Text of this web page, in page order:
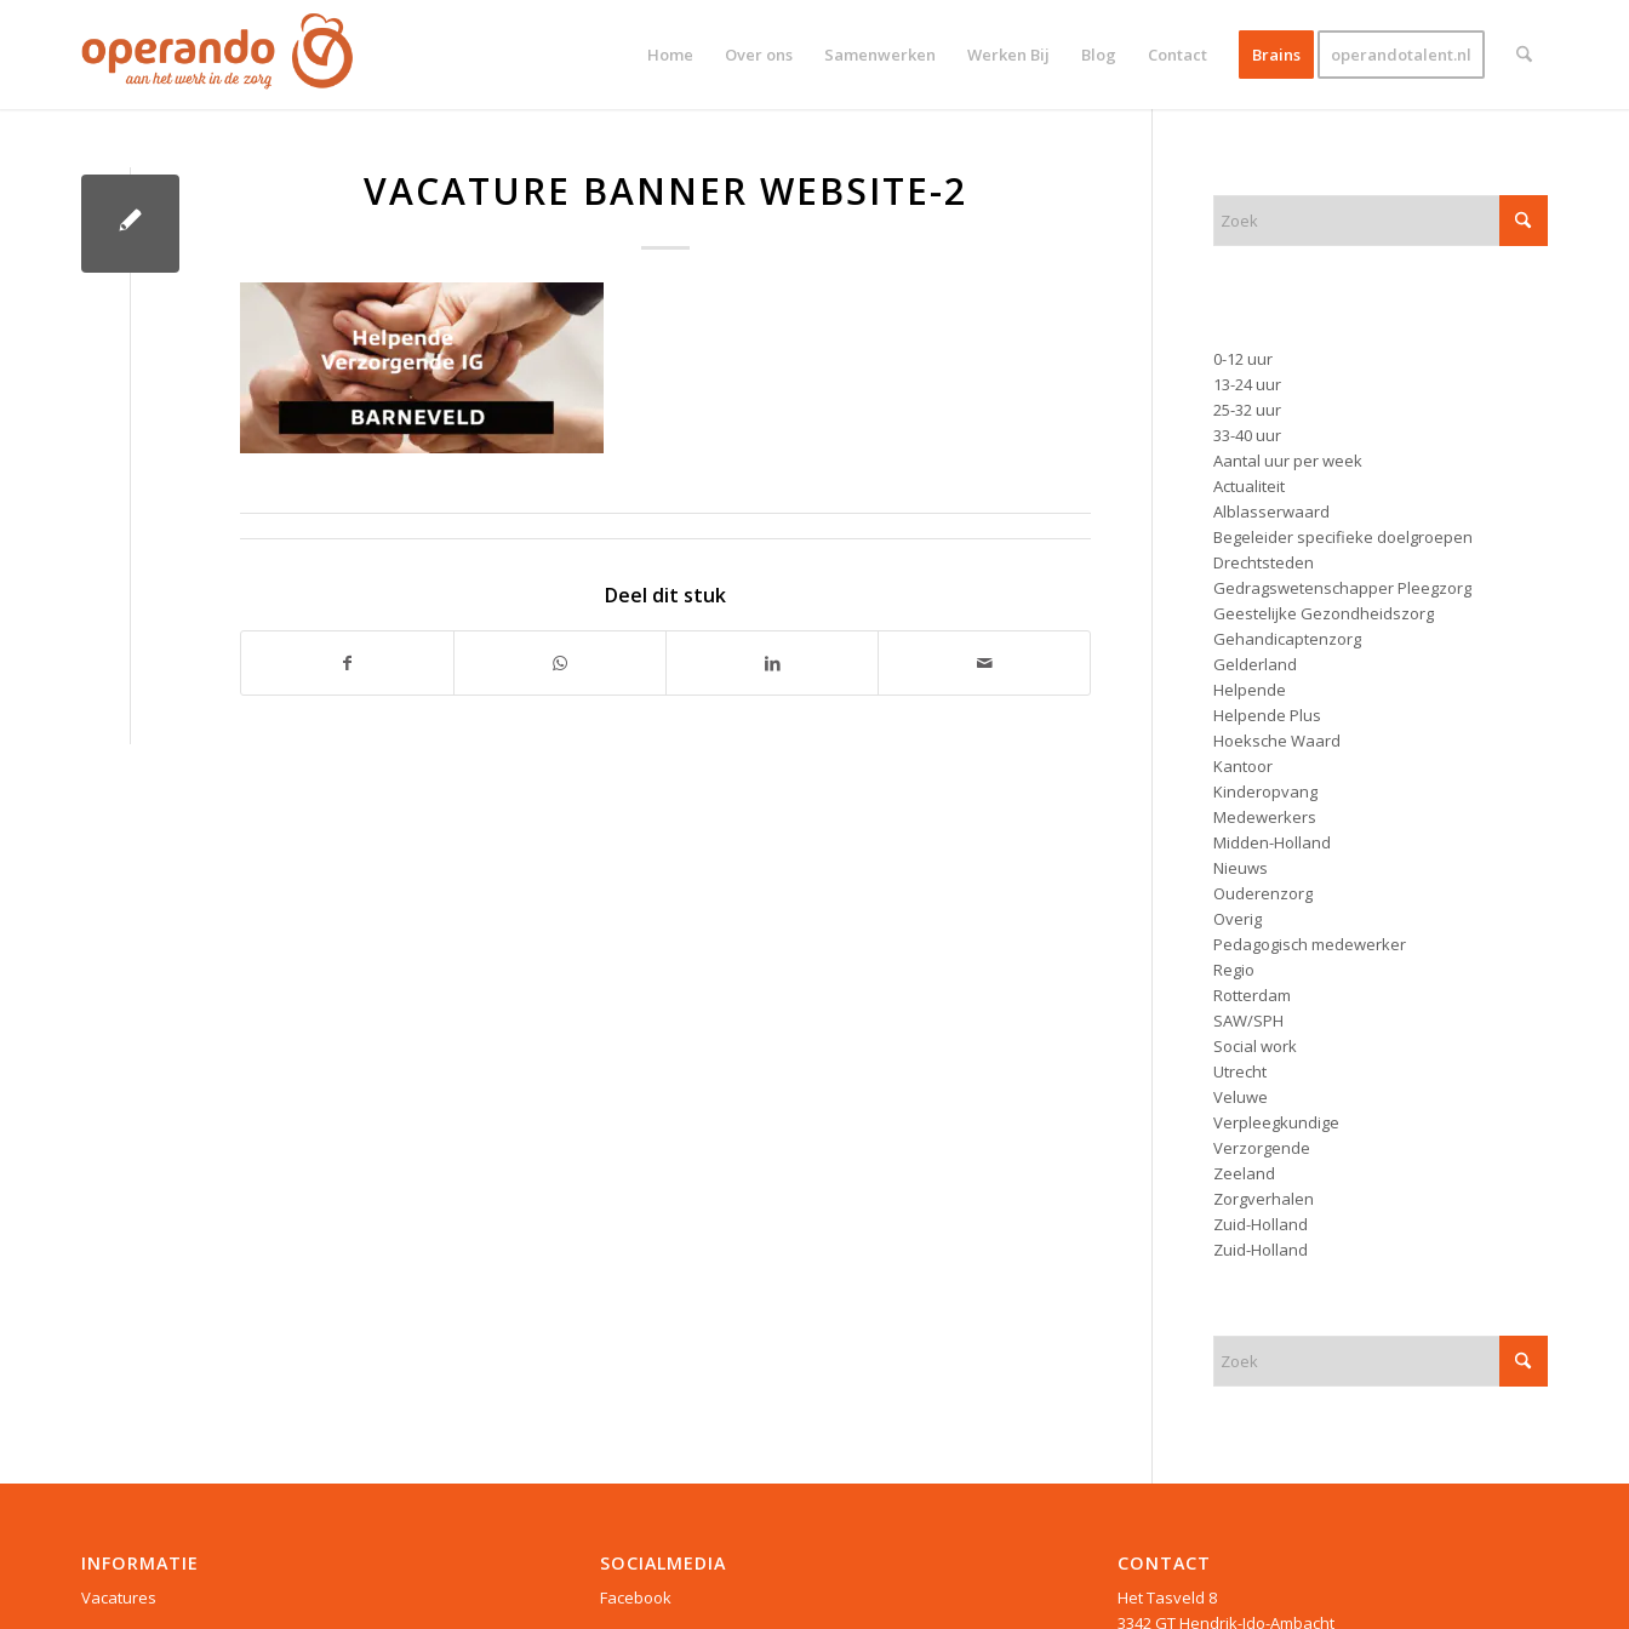
Home Over ons Samenwerken Werken Bij Blog Contact Brains operandotalent.nl
VACATURE BANNER WEBSITE-2
Deel dit stuk
0-12 uur
13-24 uur
25-32 uur
33-40 uur
Aantal uur per week
Actualiteit
Alblasserwaard
Begeleider specifieke doelgroepen
Drechtsteden
Gedragswetenschapper Pleegzorg
Geestelijke Gezondheidszorg
Gehandicaptenzorg
Gelderland
Helpende
Helpende Plus
Hoeksche Waard
Kantoor
Kinderopvang
Medewerkers
Midden-Holland
Nieuws
Ouderenzorg
Overig
Pedagogisch medewerker
Regio
Rotterdam
SAW/SPH
Social work
Utrecht
Veluwe
Verpleegkundige
Verzorgende
Zeeland
Zorgverhalen
Zuid-Holland
Zuid-Holland
INFORMATIE
Vacatures
SOCIALMEDIA
Facebook
CONTACT
Het Tasveld 8
3342 GT Hendrik-Ido-Ambacht